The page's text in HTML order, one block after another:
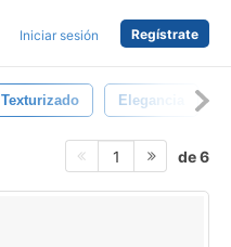
Iniciar sesión Regístrate
Texturizado Elegancia
1 de 6